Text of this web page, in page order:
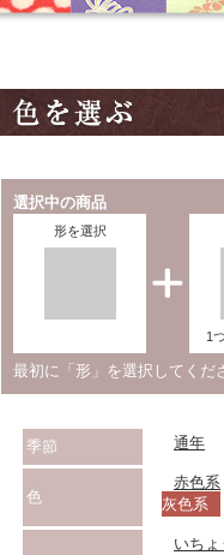
選択中の商品
形を選択
1
最初に「形」を選択して
季節 通年
色
赤色系
灰色系
いちょ